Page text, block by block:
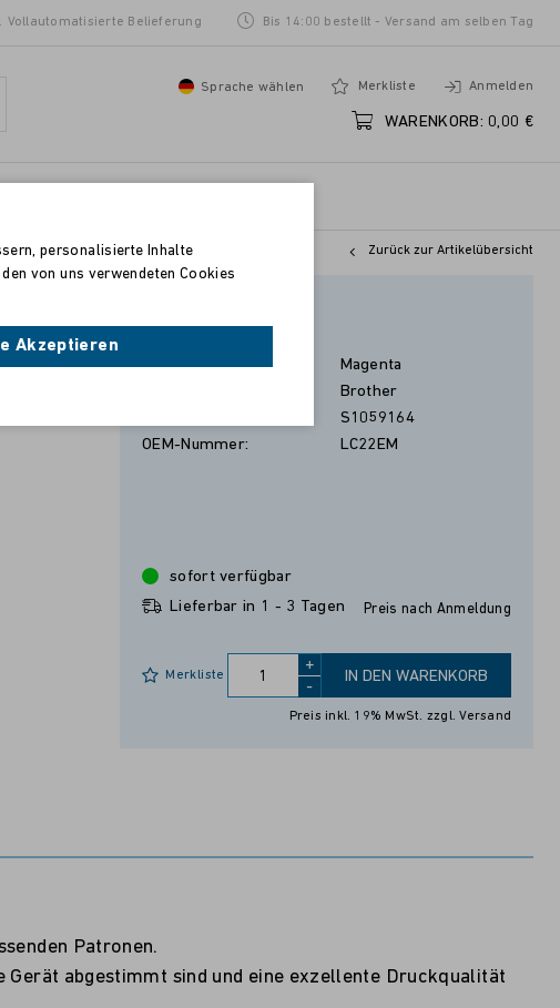
Vollautomatisierte Belieferung Bis 14:00 bestellt - Versand am selben Tag
Sprache wählen Merkliste Anmelden
WARENKORB: 0,00 €
Zurück zur Artikelübersicht
Farbe:
Magenta
Brother
S1059164
OEM-Nummer:
LC22EM
Preis nach Anmeldung
sofort verfügbar
Lieferbar in 1 - 3 Tagen
+
-
IN DEN WARENKORB
Merkliste
Preis inkl. 19% MwSt. zzgl. Versand
Patronen.
abgestimmt sind und eine exzellente Druckqualität
personalisierte Inhalte
von uns verwendeten Cookies
Akzeptieren